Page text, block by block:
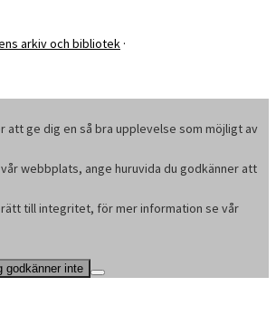
arkiv och bibliotek ·
att ge dig en så bra upplevelse som möjligt av
webbplats, ange huruvida du godkänner att
rätt till integritet, för mer information se vår
godkänner inte